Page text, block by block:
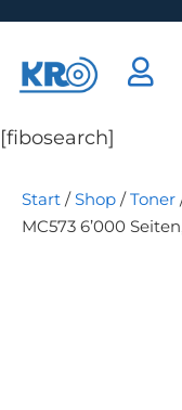
[fibosearch]
Start /Shop /Toner
MC573 6’000